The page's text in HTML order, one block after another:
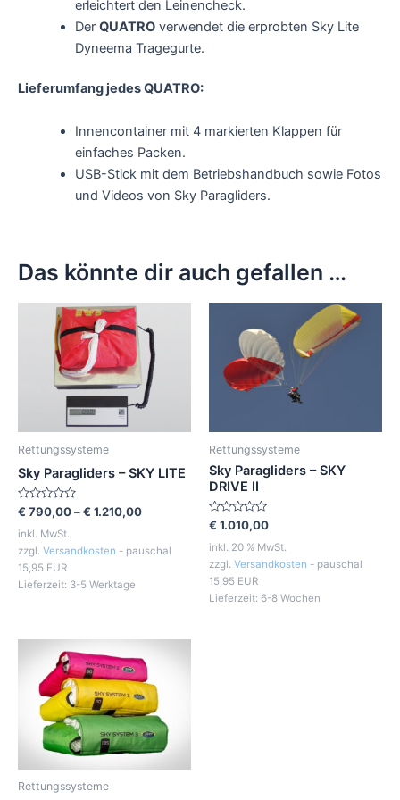
erleichtert den Leinencheck.
Der QUATROverwendet die erprobten Sky Lite
Dyneema Tragegurte.
Lieferumfang jedes QUATRO:
Innencontainer mit 4 markierten Klappen für
einfaches Packen.
USB-Stick mit dem Betriebshandbuch sowie Fotos
und Videos von Sky Paragliders.
Das könnte dir auch gefallen …
Rettungssysteme
Sky Paragliders – SKY LITE
Bewertet
mit
0
von
5
€ 790,00–€ 1.210,00
inkl. MwSt.
zzgl. Versandkosten - pauschal
15,95 EUR
Lieferzeit: 3-5 Werktage
Rettungssysteme
Sky Paragliders – SKY
DRIVE II
Bewertet
mit
0
von
5
€ 1.010,00
inkl. 20 % MwSt.
zzgl. Versandkosten - pauschal
15,95 EUR
Lieferzeit: 6-8 Wochen
Rettungssysteme